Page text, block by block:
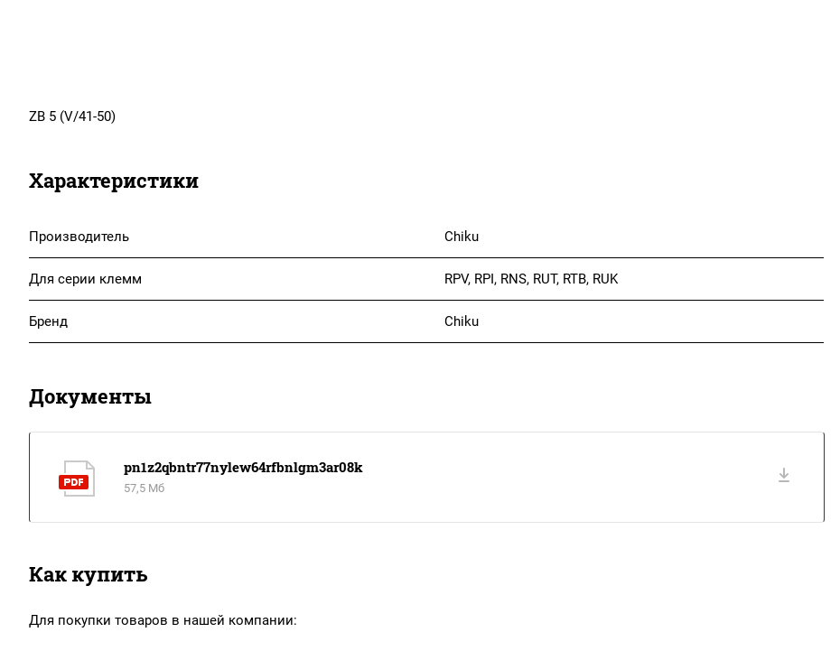
ZB 5 (V/41-50)
Характеристики
Производитель Chiku
Для серии клемм RPV, RPI, RNS, RUT, RTB, RUK
Бренд Chiku
Документы
pn1z2qbntr77nylew64rfbnlgm3ar08k
57,5 Мб
Как купить
Для покупки товаров в нашей компании: